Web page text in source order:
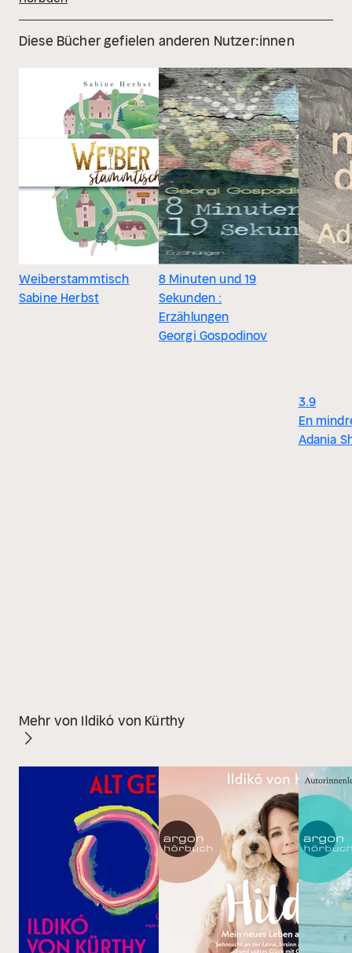
Diese Bücher gefielen anderen Nutzer:innen
Weiberstammtisch
Sabine Herbst
8 Minuten und 19
Sekunden :
Erzählungen
Georgi Gospodinov
3.9
En
Adania
Mehr von Ildikó von Kürthy